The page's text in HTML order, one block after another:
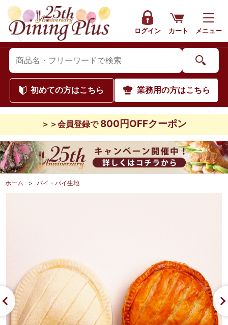
ログイン カート メニュー
初めての方はこちら 業務用の方はこちら
＞＞会員登録で 800円OFFクーポン
ホーム > パイ・パイ生地